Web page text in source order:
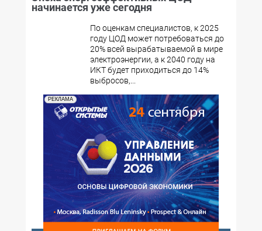
начинается уже сегодня
По оценкам специалистов, к 2025
году ЦОД может потребоваться до
20% всей вырабатываемой в мире
электроэнергии, а к 2040 году на
ИКТ будет приходиться до 14%
выбросов,...
РЕКЛАМА